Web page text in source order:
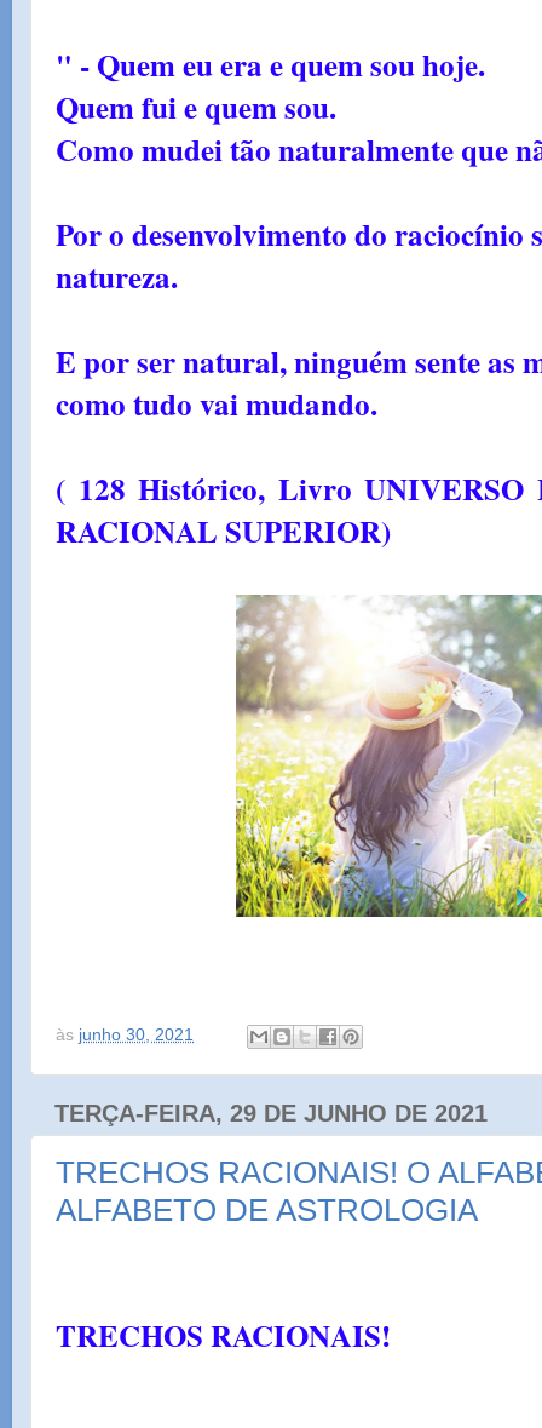
" - Quem eu era e quem sou hoje.
Quem fui e quem sou.
Como mudei tão naturalmente que
Por o desenvolvimento do raciocínio
natureza.
E por ser natural, ninguém sente as
como tudo vai mudando.
( 128 Histórico, Livro UNIVERSO
RACIONAL SUPERIOR)
às junho 30, 2021
TERÇA-FEIRA, 29 DE JUNHO DE 2021
TRECHOS RACIONAIS! O
ALFABETO DE ASTROLOGIA
TRECHOS RACIONAIS!